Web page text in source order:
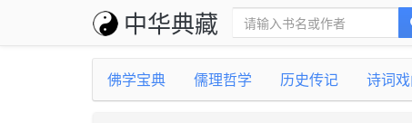
中华典藏
佛学宝典 儒理哲学 历史传记 诗词